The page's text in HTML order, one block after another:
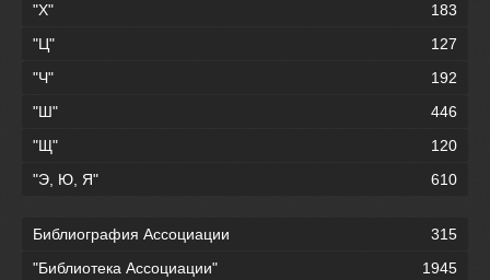
"Х"
183
"Ц"
127
"Ч"
192
"Ш"
446
"Щ"
120
"Э, Ю, Я"
610
Библиография Ассоциации
315
"Библиотека Ассоциации"
1945